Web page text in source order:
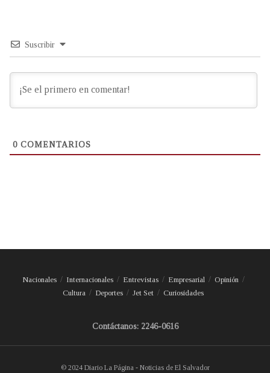
Suscribir
0 COMENTARIOS
Nacionales Internacionales Entrevistas Empresarial
Opinión
Cultura
Deportes Jet Set Curiosidades
Contáctanos: 2246-0616
© 2024 Diario La Página - Noticias de El Salvador